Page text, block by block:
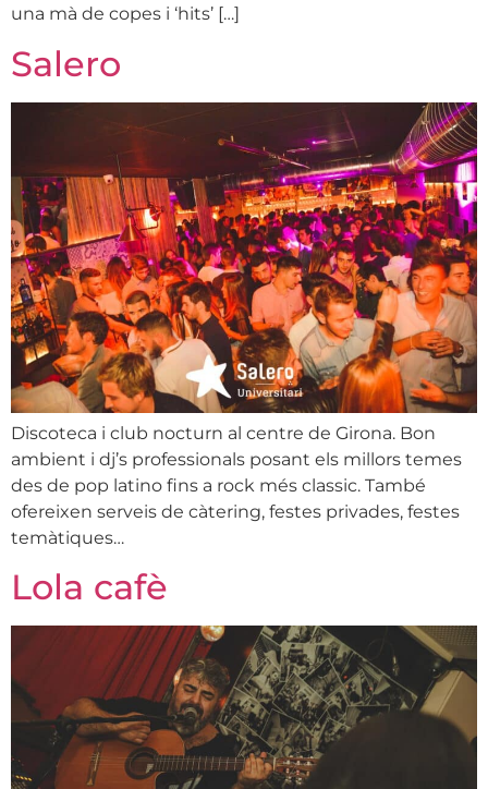
una mà de copes i ‘hits’ […]
Salero
Discoteca i club nocturn al centre de Girona. Bon
ambient i dj’s professionals posant els millors temes
des de pop latino fins a rock més classic. També
ofereixen serveis de càtering, festes privades, festes
temàtiques…
Lola cafè